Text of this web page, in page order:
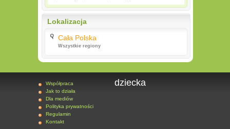
Lokalizacja
Cała Polska
Wszystkie regiony
Współpraca
Jak to działa
Dla mediów
Polityka prywatności
Regulamin
Kontakt
dziecka